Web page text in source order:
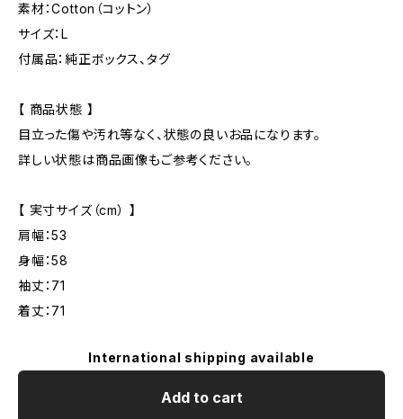
素材：Cotton（コットン）
サイズ：L
付属品：純正ボックス、タグ
【 商品状態 】
目立った傷や汚れ等なく、状態の良いお品になります。
詳しい状態は商品画像もご参考ください。
【 実寸サイズ（cm） 】
肩幅：53
身幅：58
袖丈：71
着丈：71
International shipping available
Add to cart